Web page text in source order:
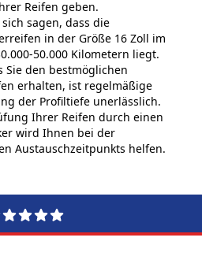
Reifen geben.
sagen, dass die
in der Größe 16 Zoll im
50.000 Kilometern liegt.
Sie den bestmöglichen
erhalten, ist regelmäßige
der Profiltiefe unerlässlich.
Ihrer Reifen durch einen
wird Ihnen bei der
Austauschzeitpunkts helfen.